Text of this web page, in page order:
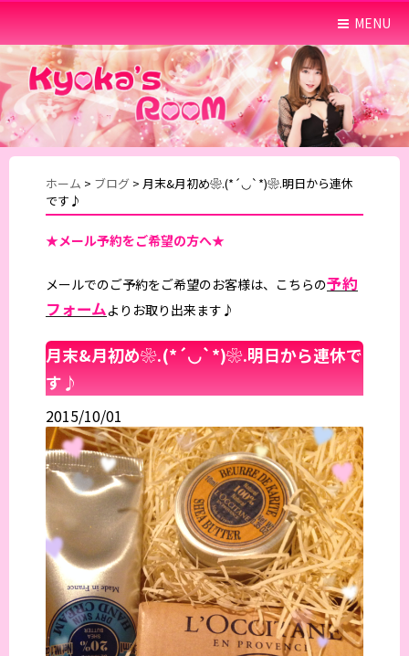
MENU
ホーム > ブログ > 月末&月初め❀.(*´◡`*)❀.明日から連休
です♪
★メール予約をご希望の方へ★
メールでのご予約をご希望のお客様は、こちらの予約
フォームよりお取り出来ます♪
月末&月初め❀.(*´◡`*)❀.明日から連休で
す♪
2015/10/01